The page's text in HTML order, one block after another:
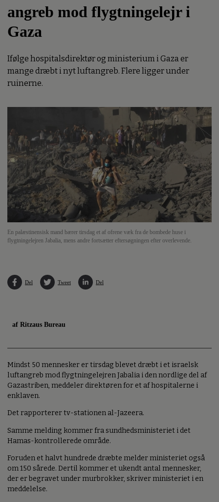
angreb mod flygtningelejr i
Gaza
Ifølge hospitalsdirektør og ministerium i Gaza er
mange dræbt i nyt luftangreb. Flere ligger under
ruinerne.
En palæstinensisk mand bærer tirsdag et af ofrene væk fra de bombede huse i
flygtningelejren Jabalia, mens andre fortsætter eftersøgningen efter overlevende.
Del Tweet Del
af Ritzaus Bureau
Mindst 50 mennesker er tirsdag blevet dræbt i et israelsk
luftangreb mod flygtningelejren Jabalia i den nordlige del af
Gazastriben, meddeler direktøren for et af hospitalerne i
enklaven.
Det rapporterer tv-stationen al-Jazeera.
Samme melding kommer fra sundhedsministeriet i det
Hamas-kontrollerede område.
Foruden et halvt hundrede dræbte melder ministeriet også
om 150 sårede. Dertil kommer et ukendt antal mennesker,
der er begravet under murbrokker, skriver ministeriet i en
meddelelse.